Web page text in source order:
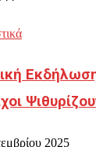
2025